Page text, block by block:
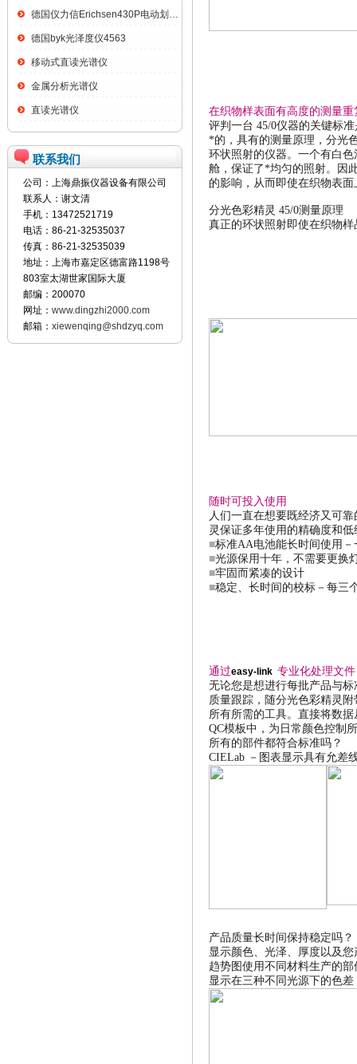
德国仪力信Erichsen430P电动划格试验仪
德国byk光泽度仪4563
移动式直读光谱仪
金属分析光谱仪
直读光谱仪
联系我们
公司：上海鼎振仪器设备有限公司
联系人：谢文清
手机：13472521719
电话：86-21-32535037
传真：86-21-32535039
地址：上海市嘉定区德富路1198号
803室太湖世家国际大厦
邮编：200070
网址： www.dingzhi2000.com
邮箱： xiewenqing@shdzyq.com
在织物样表面有高度的测量重
评判一台 45/0仪器的关键标
*的，具有的测量原理，分
环状照射的仪器。一个有白
舱，保证了*均匀的照射。因
的影响，从而即使在织物表
分光色彩精灵 45/0测量原理
真正的环状照射即使在织物
随时可投入使用
人们一直在想要既经济又可
灵保证多年使用的精确度和低
■标准AA电池能长时间使用
■光源保用十年，不需要更换
■牢固而紧凑的设计
■稳定、长时间的校标－每三
通过easy-link 专业化处理文件
无论您是想进行每批产品与
质量跟踪，随分光色彩精灵
所有所需的工具。直接将数
QC模板中，为日常颜色控制
所有的部件都符合标准吗？
CIELab－图表显示具有允差
产品质量长时间保持稳定吗？
显示颜色、光泽、厚度以及
趋势图使用不同材料生产的
显示在三种不同光源下的色